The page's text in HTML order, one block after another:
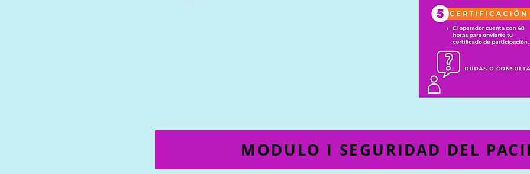
MODULO I SEGURIDAD DEL